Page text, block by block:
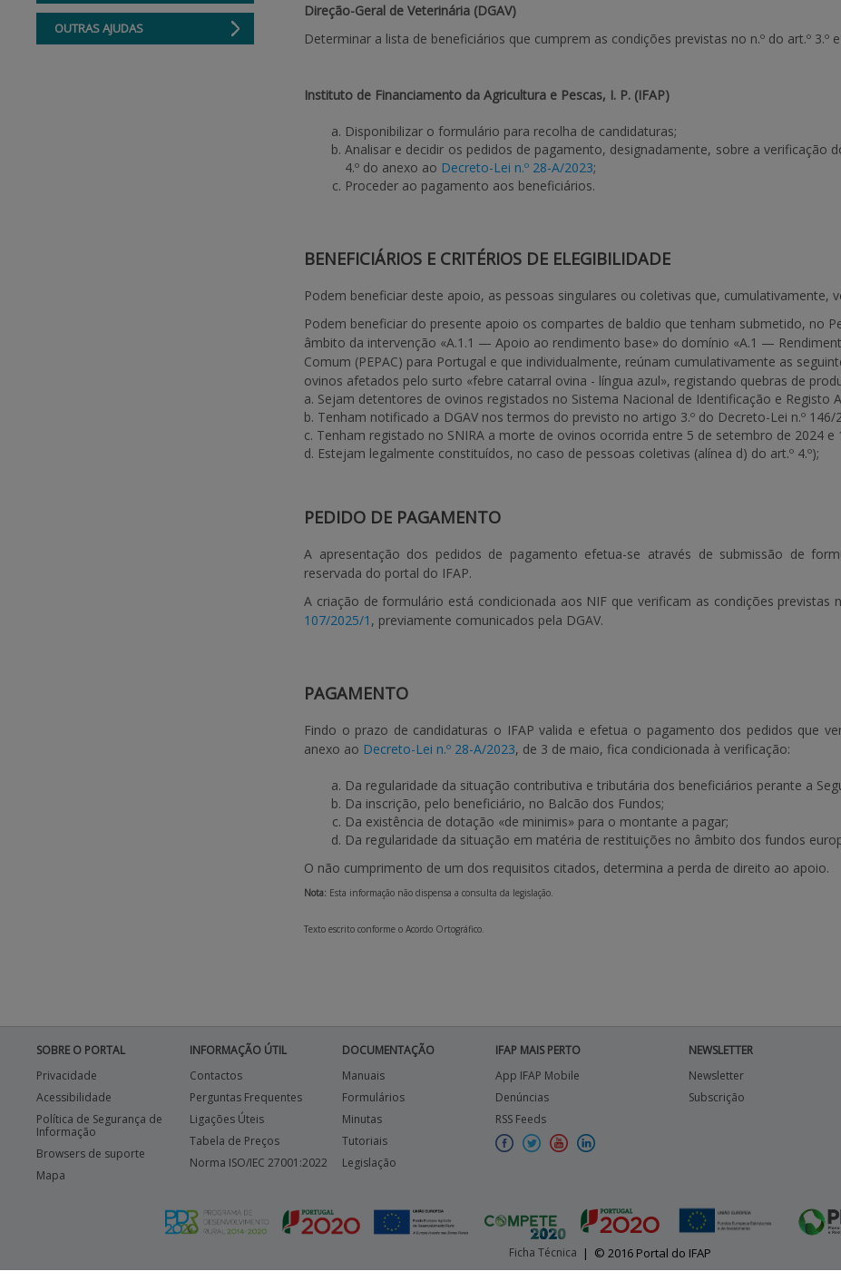
OUTRAS AJUDAS
Direção-Geral de Veterinária (DGAV)
Determinar a lista de beneficiários que cumprem as condições previstas no n.º do art.º 3.º
Instituto de Financiamento da Agricultura e Pescas, I. P. (IFAP)
Disponibilizar o formulário para recolha de candidaturas;
Analisar e decidir os pedidos de pagamento, designadamente, sobre a verificação
4.º do anexo ao Decreto-Lei n.º 28-A/2023;
Proceder ao pagamento aos beneficiários.
BENEFICIÁRIOS E CRITÉRIOS DE ELEGIBILIDADE
Podem beneficiar deste apoio, as pessoas singulares ou coletivas que, cumulativamente,
Podem beneficiar do presente apoio os compartes de baldio que tenham submetido, no
âmbito da intervenção «A.1.1 — Apoio ao rendimento base» do domínio «A.1 —
Comum (PEPAC) para Portugal e que individualmente, reúnam cumulativamente as
ovinos afetados pelo surto «febre catarral ovina - língua azul», registando quebras de
Sejam detentores de ovinos registados no Sistema Nacional de Identificação e Registo
Tenham notificado a DGAV nos termos do previsto no artigo 3.º do Decreto-Lei n.º 146/
Tenham registado no SNIRA a morte de ovinos ocorrida entre 5 de setembro de 2024 e
Estejam legalmente constituídos, no caso de pessoas coletivas (alínea d) do art.º 4.º);
PEDIDO DE PAGAMENTO
A apresentação dos pedidos de pagamento efetua-se através de submissão de
reservada do portal do IFAP.
A criação de formulário está condicionada aos NIF que verificam as condições previstas
107/2025/1 , previamente comunicados pela DGAV.
PAGAMENTO
Findo o prazo de candidaturas o IFAP valida e efetua o pagamento dos pedidos que
anexo ao Decreto-Lei n.º 28-A/2023, de 3 de maio, fica condicionada à verificação:
Da regularidade da situação contributiva e tributária dos beneficiários perante a
Da inscrição, pelo beneficiário, no Balcão dos Fundos;
Da existência de dotação «de minimis» para o montante a pagar;
Da regularidade da situação em matéria de restituições no âmbito dos fundos
O não cumprimento de um dos requisitos citados, determina a perda de direito ao apoio.
Nota: Esta informação não dispensa a consulta da legislação.
Texto escrito conforme o Acordo Ortográfico.
SOBRE O PORTAL
Privacidade
Acessibilidade
Política de Segurança de
Informação
Browsers de suporte
Mapa
INFORMAÇÃO ÚTIL
Contactos
Perguntas Frequentes
Ligações Úteis
Tabela de Preços
Norma ISO/IEC 27001:2022
DOCUMENTAÇÃO
Manuais
Formulários
Minutas
Tutoriais
Legislação
IFAP MAIS PERTO
App IFAP Mobile
Denúncias
RSS Feeds
NEWSLETTER
Newsletter
Subscrição
Ficha Técnica | © 2016 Portal do IFAP